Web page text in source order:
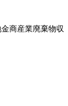
商産業廃棄物収